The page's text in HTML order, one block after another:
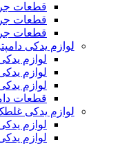
قطعات جرثقیل هینو
قطعات جرثقیل تادانو
قطعات جرثقیل کاتو
لوازم یدکی دامپتراک
لوازم یدکی دامپتراک
لوازم یدکی دامپتراک
لوازم یدکی
قطعات دامپتراک
لوازم یدکی غلطک
لوازم یدکی غلطک
لوازم یدکی غلطک